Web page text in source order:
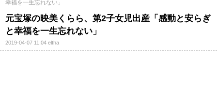
幸福を一生忘れない」
元宝塚の映美くらら、第2子女児出産「感動と安らぎ
と幸福を一生忘れない」
2019-04-07 11:04eltha